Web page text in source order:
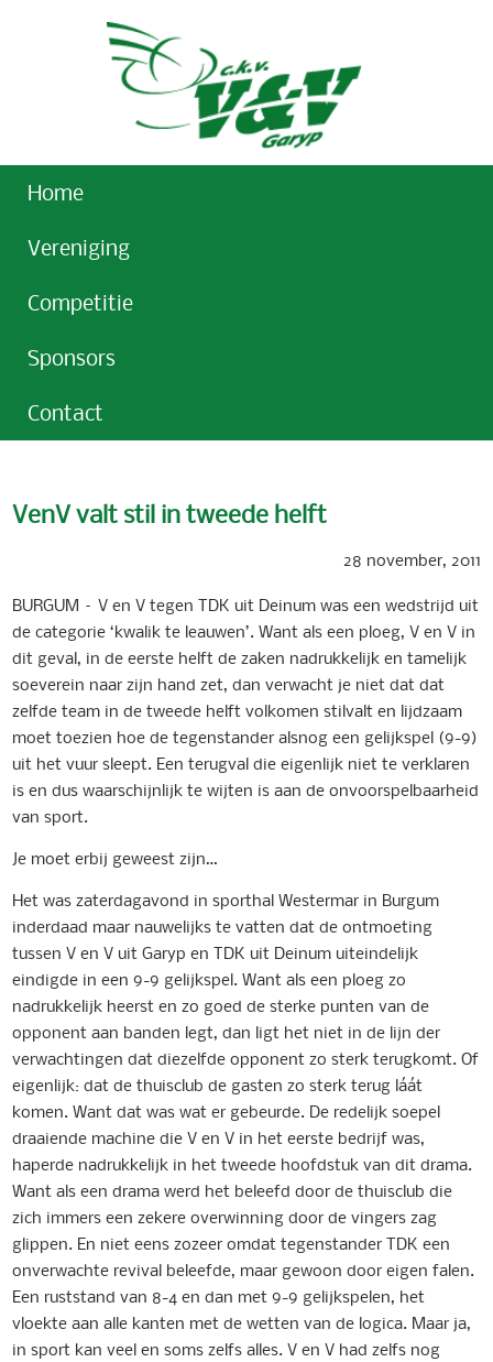
Home
Vereniging
Competitie
Sponsors
Contact
VenV valt stil in tweede helft
28 november, 2011
BURGUM – V en V tegen TDK uit Deinum was een wedstrijd uit
de categorie ‘kwalik te leauwen’. Want als een ploeg, V en V in
dit geval, in de eerste helft de zaken nadrukkelijk en tamelijk
soeverein naar zijn hand zet, dan verwacht je niet dat dat
zelfde team in de tweede helft volkomen stilvalt en lijdzaam
moet toezien hoe de tegenstander alsnog een gelijkspel (9-9)
uit het vuur sleept. Een terugval die eigenlijk niet te verklaren
is en dus waarschijnlijk te wijten is aan de onvoorspelbaarheid
van sport.
Je moet erbij geweest zijn…
Het was zaterdagavond in sporthal Westermar in Burgum
inderdaad maar nauwelijks te vatten dat de ontmoeting
tussen V en V uit Garyp en TDK uit Deinum uiteindelijk
eindigde in een 9-9 gelijkspel. Want als een ploeg zo
nadrukkelijk heerst en zo goed de sterke punten van de
opponent aan banden legt, dan ligt het niet in de lijn der
verwachtingen dat diezelfde opponent zo sterk terugkomt. Of
eigenlijk: dat de thuisclub de gasten zo sterk terug láát
komen. Want dat was wat er gebeurde. De redelijk soepel
draaiende machine die V en V in het eerste bedrijf was,
haperde nadrukkelijk in het tweede hoofdstuk van dit drama.
Want als een drama werd het beleefd door de thuisclub die
zich immers een zekere overwinning door de vingers zag
glippen. En niet eens zozeer omdat tegenstander TDK een
onverwachte revival beleefde, maar gewoon door eigen falen.
Een ruststand van 8-4 en dan met 9-9 gelijkspelen, het
vloekte aan alle kanten met de wetten van de logica. Maar ja,
in sport kan veel en soms zelfs alles. V en V had zelfs nog